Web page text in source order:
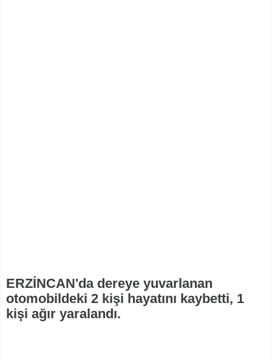
ERZİNCAN'da dereye yuvarlanan
otomobildeki 2 kişi hayatını kaybetti, 1
kişi ağır yaralandı.